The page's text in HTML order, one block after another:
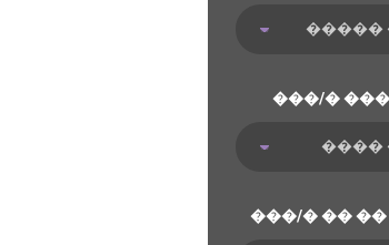
���/�
���/� ��